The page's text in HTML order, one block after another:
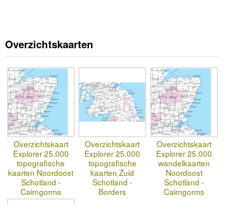
Overzichtskaarten
Overzichtskaart
Explorer 25.000
topografische
kaarten Noordoost
Schotland -
Cairngorms
Overzichtskaart
Explorer 25.000
topografische
kaarten Zuid
Schotland -
Borders
Overzichtskaart
Explorer 25.000
wandelkaarten
Noordoost
Schotland -
Cairngorms